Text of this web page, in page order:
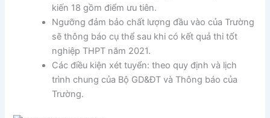
kiến 18 gồm điểm ưu tiên.
Ngưỡng đảm bảo chất lượng đầu vào của Trường
sẽ thông báo cụ thể sau khi có kết quả thi tốt
nghiệp THPT năm 2021.
Các điều kiện xét tuyển: theo quy định và lịch
trình chung của Bộ GD&ĐT và Thông báo của
Trường.